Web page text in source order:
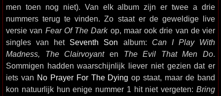
men toen nog niet). Van elk album zijn er twee a drie
nummers terug te vinden. Zo staat er de geweldige live
versie van Fear Of The Darkop, maar ook drie van de vier
singles van het Seventh Son album: Can I Play With
Madness, The Clairvoyanten The Evil That Men Do.
Sommigen hadden waarschijnlijk liever niet gezien dat er
iets van No Prayer For The Dying op staat, maar de band
kon natuurlijk hun enige nummer 1 hit niet vergeten: Bring